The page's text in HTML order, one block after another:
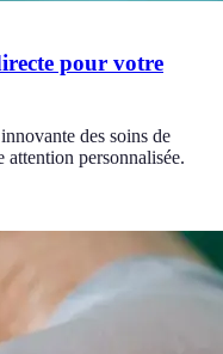
pour votre
des soins de
attention personnalisée.